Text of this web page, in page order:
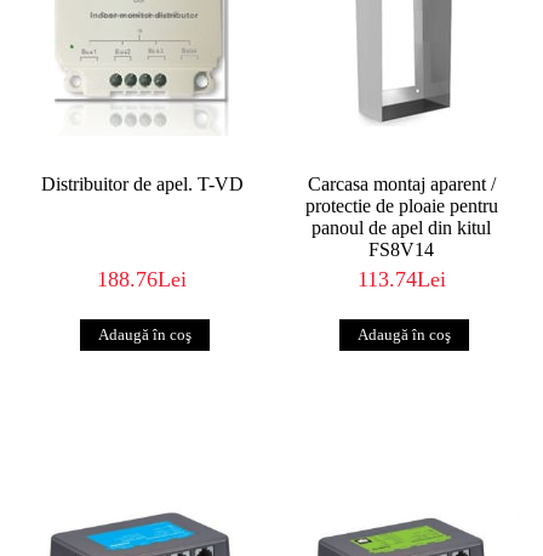
Distribuitor de apel. T-VD
188.76Lei
Carcasa montaj aparent /
protectie de ploaie pentru
panoul de apel din kitul
FS8V14
113.74Lei